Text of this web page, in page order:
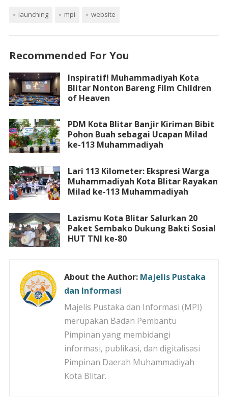
e
o
k
itt at
p
p
e
m
launching mpi website
Recommended For You
Inspiratif! Muhammadiyah Kota
Blitar Nonton Bareng Film Children
of Heaven
PDM Kota Blitar Banjir Kiriman Bibit
Pohon Buah sebagai Ucapan Milad
ke-113 Muhammadiyah
Lari 113 Kilometer: Ekspresi Warga
Muhammadiyah Kota Blitar Rayakan
Milad ke-113 Muhammadiyah
Lazismu Kota Blitar Salurkan 20
Paket Sembako Dukung Bakti Sosial
HUT TNI ke-80
About the Author: Majelis Pustaka
dan Informasi
Majelis Pustaka dan Informasi (MPI)
merupakan Badan Pembantu
Pimpinan yang membidangi
informasi, publikasi, dan digitalisasi
Pimpinan Daerah Muhammadiyah
Kota Blitar.